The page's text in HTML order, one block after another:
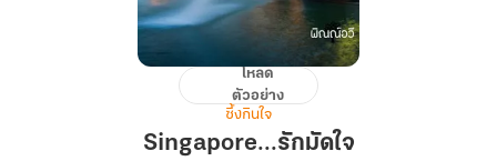
Singapore...รัก
ใจ
โหลด
ตัวอย่าง
ซึ้งกินใจ
Singapore...รักมัดใจ